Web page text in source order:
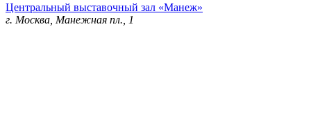
Центральный выставочный зал «Манеж»
г. Москва, Манежная пл., 1